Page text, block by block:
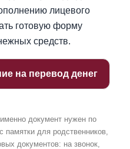
лицевого
готовую форму
средств.
на перевод денег
документ нужен по
для родственников,
документов: на звонок,